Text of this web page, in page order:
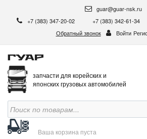
guar@guar-nsk.ru
+7 (383) 347-20-02
+7 (383) 342-61-34
Обратный звонок
Войти
запчасти для корейских и
японских грузовых автомобилей
Ваша корзина пуста